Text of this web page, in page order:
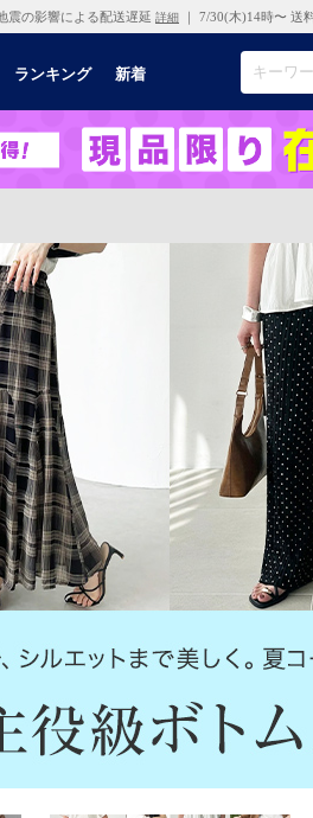
震の影響による配送遅延 詳細 ｜ 7/30(木)14時〜 送
ランキング 新着